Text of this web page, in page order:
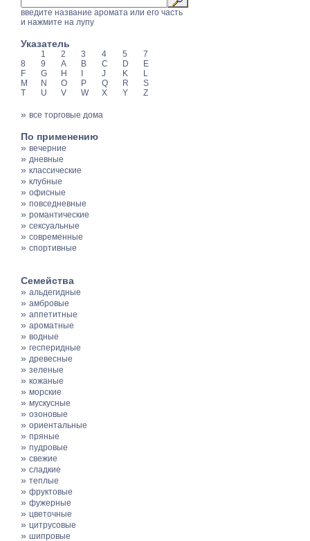
введите название аромата или его часть
и нажмите на лупу
Указатель
1 2 3 4 5
7
8
9 A B C D
E
F
G H J K
L
M
N O P Q R
S
T
U V W X Y Z
» все торговые дома
По применению
» вечерние
» дневные
» классические
» клубные
» офисные
» повседневные
» романтические
» сексуальные
» современные
» спортивные
Семейства
» альдегидные
» амбровые
» аппетитные
» ароматные
» водные
» гесперидные
» древесные
» зеленые
» кожаные
» морские
» мускусные
» озоновые
» ориентальные
» пряные
» пудровые
» свежие
» сладкие
» теплые
» фруктовые
» фужерные
» цветочные
» цитрусовые
» шипровые